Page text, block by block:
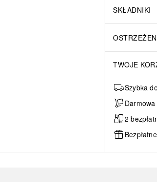
SKŁADNIKI
TWOJE
Szybka
2